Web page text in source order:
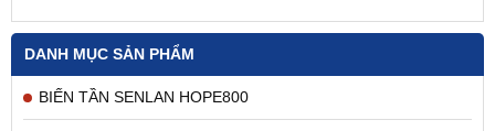
DANH MỤC SẢN PHẨM
BIẾN TẦN SENLAN HOPE800